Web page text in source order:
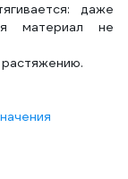
даже
материал не